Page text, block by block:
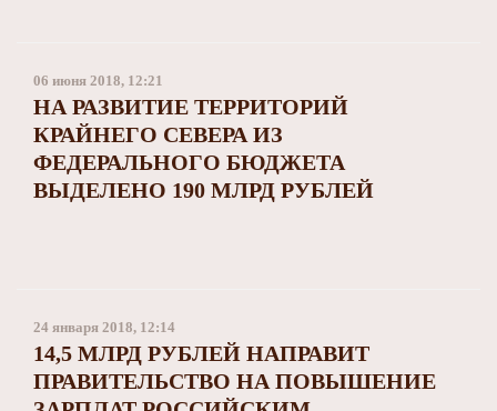
06 июня 2018, 12:21
НА РАЗВИТИЕ ТЕРРИТОРИЙ
КРАЙНЕГО СЕВЕРА ИЗ
ФЕДЕРАЛЬНОГО БЮДЖЕТА
ВЫДЕЛЕНО 190 МЛРД РУБЛЕЙ
24 января 2018, 12:14
14,5 МЛРД РУБЛЕЙ НАПРАВИТ
ПРАВИТЕЛЬСТВО НА ПОВЫШЕНИЕ